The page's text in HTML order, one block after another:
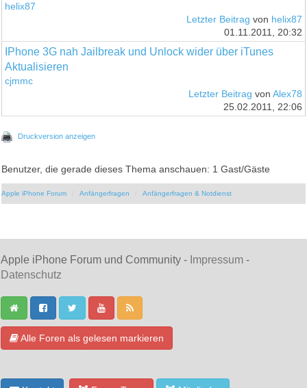
helix87
Letzter Beitrag von helix87
01.11.2011, 20:32
IPhone 3G nah Jailbreak und Unlock wider über iTunes
Aktualisieren
cjmmc
Letzter Beitrag von Alex78
25.02.2011, 22:06
Druckversion anzeigen
Benutzer, die gerade dieses Thema anschauen: 1 Gast/Gäste
Apple iPhone Forum Anfängerfragen Anfängerfragen & Notdienst
Apple iPhone Forum und Community - Impressum -
Datenschutz
Alle Foren als gelesen markieren